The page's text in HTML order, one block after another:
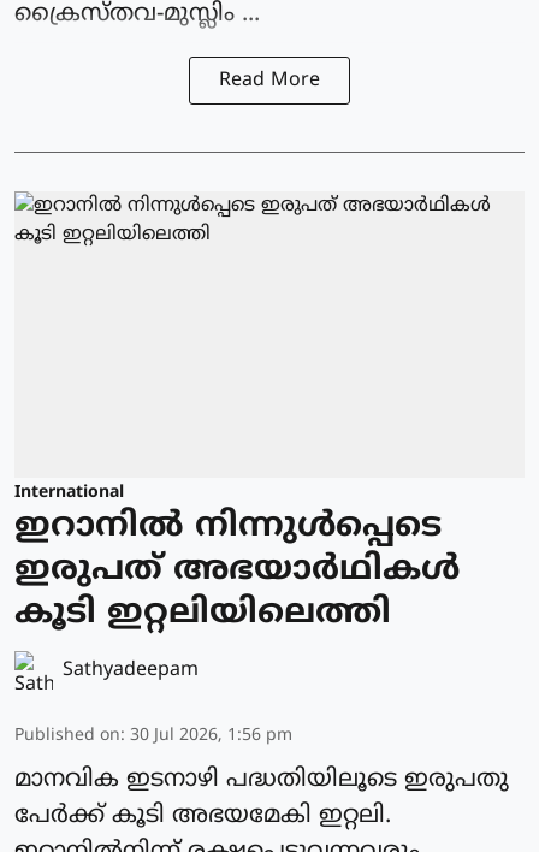
ക്രൈസ്തവ-മുസ്ലിം ...
Read More
International
ഇറാനിൽ നിന്നുള്‍പ്പെടെ
ഇരുപത് അഭയാര്‍ഥികള്‍
കൂടി ഇറ്റലിയിലെത്തി
Sathyadeepam
Published on: 30 Jul 2026, 1:56 pm
മാനവിക ഇടനാഴി പദ്ധതിയിലൂടെ ഇരുപതു
പേര്‍ക്ക് കൂടി അഭയമേകി ഇറ്റലി.